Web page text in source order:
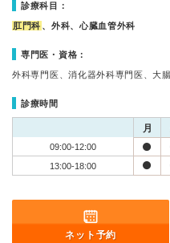
診療科目：
肛門科 、外科、心臓血管外科
専門医・資格：
外科専門医、消化器外科専門医、大
診療時間
月
09:00-12:00
13:00-18:00
ネット予約